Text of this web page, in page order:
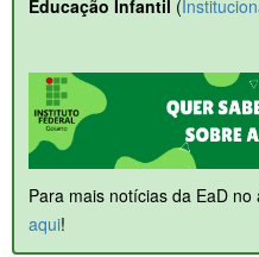
Educação Infantil (
Para mais notícias da EaD
aqui!